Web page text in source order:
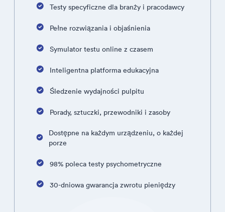
Testy specyficzne dla branży i pracodawcy
Pełne rozwiązania i objaśnienia
Symulator testu online z czasem
Inteligentna platforma edukacyjna
Śledzenie wydajności pulpitu
Porady, sztuczki, przewodniki i zasoby
Dostępne na każdym urządzeniu, o każdej
porze
98% poleca testy psychometryczne
30-dniowa gwarancja zwrotu pieniędzy